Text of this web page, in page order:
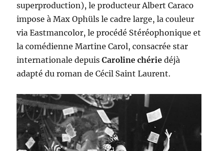
superproduction), le producteur Albert Caraco
impose à Max Ophüls le cadre large, la couleur
via Eastmancolor, le procédé Stéréophonique et
la comédienne Martine Carol, consacrée star
internationale depuisCaroline chérie déjà
adapté du roman de Cécil Saint Laurent.